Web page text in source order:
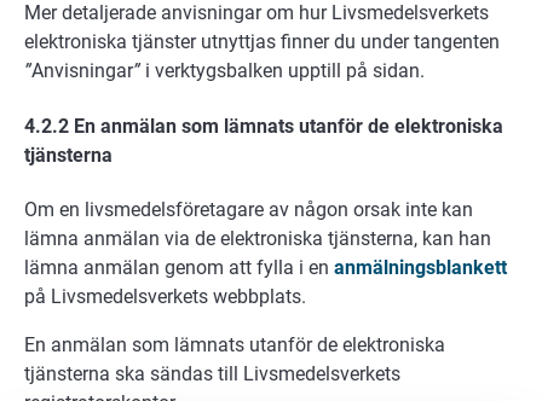
Mer detaljerade anvisningar om hur Livsmedelsverkets
elektroniska tjänster utnyttjas finner du under tangenten
”Anvisningar” i verktygsbalken upptill på sidan.
4.2.2 En anmälan som lämnats utanför de elektroniska
tjänsterna
Om en livsmedelsföretagare av någon orsak inte kan
lämna anmälan via de elektroniska tjänsterna, kan han
lämna anmälan genom att fylla i en anmälningsblankett
på Livsmedelsverkets webbplats.
En anmälan som lämnats utanför de elektroniska
tjänsterna ska sändas till Livsmedelsverkets